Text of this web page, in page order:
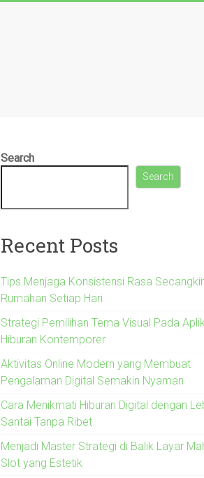
Search
Search
Recent Posts
Tips Menjaga Konsistensi Rasa
Rumahan Setiap Hari
Strategi Pemilihan Tema Visual Pada
Hiburan Kontemporer
Aktivitas Online Modern yang Membuat
Pengalaman Digital Semakin Nyaman
Cara Menikmati Hiburan Digital dengan
Santai Tanpa Ribet
Menjadi Master Strategi di Balik Layar
Slot yang Estetik